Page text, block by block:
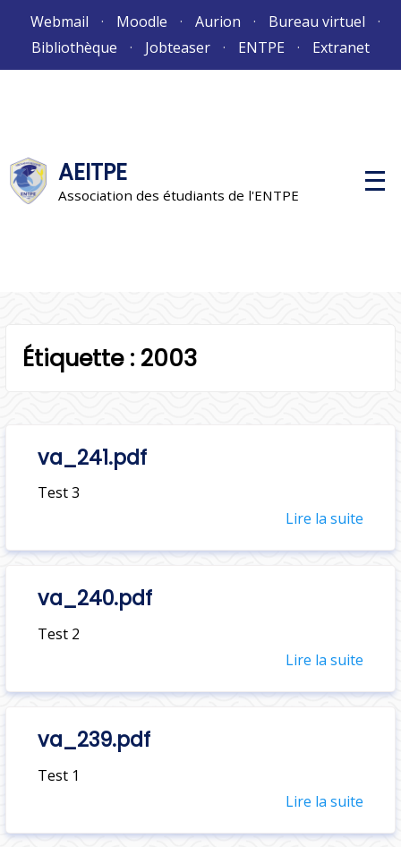
Webmail Moodle Aurion
Bureau virtuel
Bibliothèque
Jobteaser ENTPE Extranet
AEITPE
Association des étudiants de l'ENTPE
M
e
Étiquette : 2003
va_241.pdf
Test 3
Lire la suite
va_240.pdf
Test 2
Lire la suite
va_239.pdf
Test 1
Lire la suite